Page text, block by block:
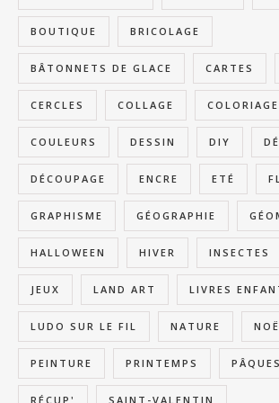
BOUTIQUE BRICOLAGE
BÂTONNETS DE GLACE CARTES
CERCLES COLLAGE COLORIAGE
COULEURS DESSIN DIY
DÉCOUPAGE ENCRE ETÉ
GRAPHISME GÉOGRAPHIE
HALLOWEEN HIVER INSECTES
JEUX LAND ART LIVRES
LUDO SUR LE FIL NATURE
PEINTURE PRINTEMPS PÂQUES
RÉCUP' SAINT-VALENTIN